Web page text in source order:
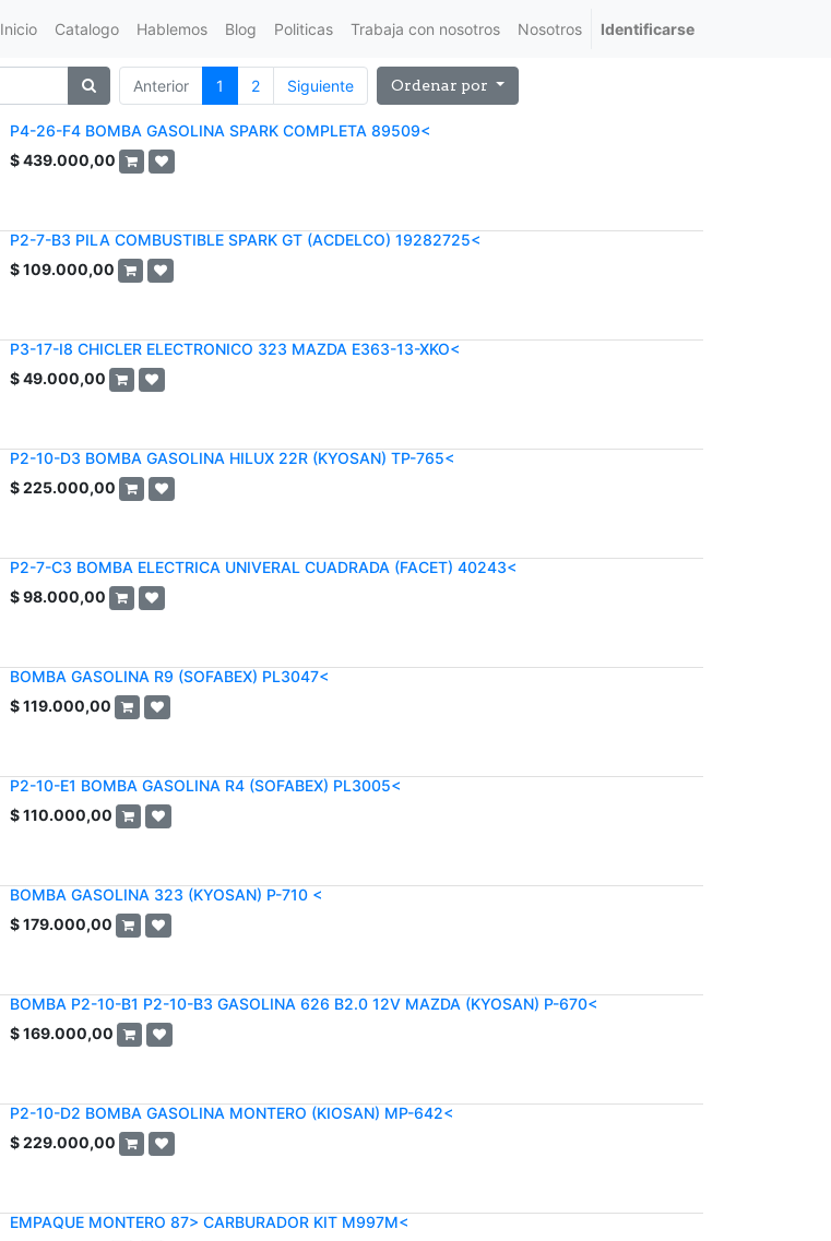
Inicio Catalogo Hablemos Blog Politicas Trabaja con nosotros Nosotros Identificarse
Anterior 1 2 Siguiente Ordenar por
P4-26-F4 BOMBA GASOLINA SPARK COMPLETA 89509<
$439.000,00
P2-7-B3 PILA COMBUSTIBLE SPARK GT (ACDELCO) 19282725<
$109.000,00
P3-17-I8 CHICLER ELECTRONICO 323 MAZDA E363-13-XKO<
$49.000,00
P2-10-D3 BOMBA GASOLINA HILUX 22R (KYOSAN) TP-765<
$225.000,00
P2-7-C3 BOMBA ELECTRICA UNIVERAL CUADRADA (FACET) 40243<
$98.000,00
BOMBA GASOLINA R9 (SOFABEX) PL3047<
$119.000,00
P2-10-E1 BOMBA GASOLINA R4 (SOFABEX) PL3005<
$110.000,00
BOMBA GASOLINA 323 (KYOSAN) P-710 <
$179.000,00
BOMBA P2-10-B1 P2-10-B3 GASOLINA 626 B2.0 12V MAZDA (KYOSAN) P-670<
$169.000,00
P2-10-D2 BOMBA GASOLINA MONTERO (KIOSAN) MP-642<
$229.000,00
EMPAQUE MONTERO 87> CARBURADOR KIT M997M<